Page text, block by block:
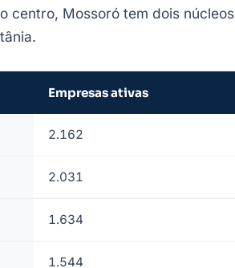
centro, Mossoró tem dois núcleos
Empresas ativas
2.162
2.031
1.634
1.544